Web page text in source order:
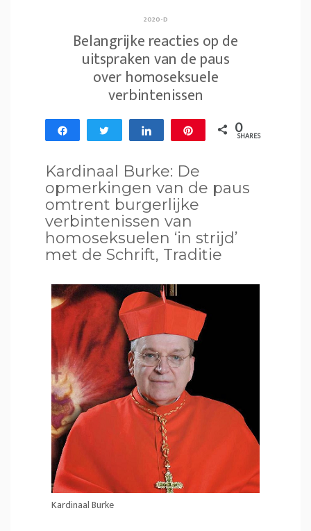
2020-D
Belangrijke reacties op de
uitspraken van de paus
over homoseksuele
verbintenissen
Share Tweet Share 0
SHARES
Kardinaal Burke: De
opmerkingen van de paus
omtrent burgerlijke
verbintenissen van
homoseksuelen ‘in strijd’
met de Schrift, Traditie
Kardinaal Burke